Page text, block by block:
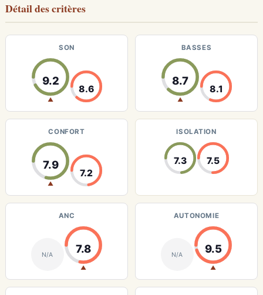
Détail des critères
SON
9.2
▲
8.6
BASSES
8.7
▲
8.1
CONFORT
7.9
▲
7.2
ISOLATION
7.3 7.5
ANC
N/A 7.8
▲
AUTONOMIE
N/A 9.5
▲